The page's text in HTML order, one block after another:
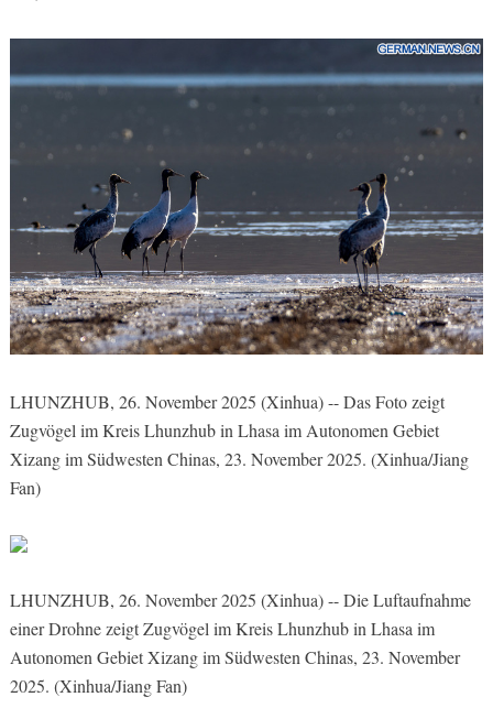
LHUNZHUB, 26. November 2025 (Xinhua) -- Das Foto zeigt
Zugvögel im Kreis Lhunzhub in Lhasa im Autonomen Gebiet
Xizang im Südwesten Chinas, 23. November 2025. (Xinhua/Jiang
Fan)
LHUNZHUB, 26. November 2025 (Xinhua) -- Die Luftaufnahme
einer Drohne zeigt Zugvögel im Kreis Lhunzhub in Lhasa im
Autonomen Gebiet Xizang im Südwesten Chinas, 23. November
2025. (Xinhua/Jiang Fan)